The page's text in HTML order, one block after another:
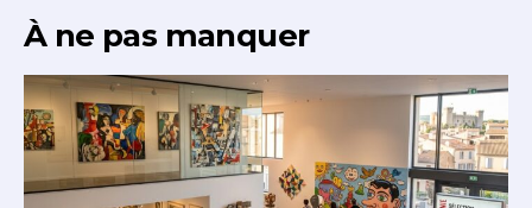
À ne pas manquer